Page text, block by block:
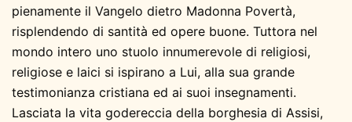
pienamente il Vangelo dietro Madonna Povertà,
risplendendo di santità ed opere buone. Tuttora nel
mondo intero uno stuolo innumerevole di religiosi,
religiose e laici si ispirano a Lui, alla sua grande
testimonianza cristiana ed ai suoi insegnamenti.
Lasciata la vita godereccia della borghesia di Assisi,